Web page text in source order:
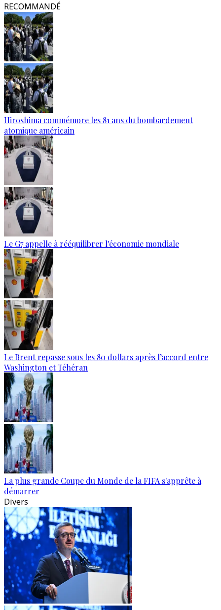
RECOMMANDÉ
Hiroshima commémore les 81 ans du bombardement
atomique américain
Le G7 appelle à rééquilibrer l'économie mondiale
Le Brent repasse sous les 80 dollars après l’accord entre
Washington et Téhéran
La plus grande Coupe du Monde de la FIFA s'apprête à
démarrer
Divers